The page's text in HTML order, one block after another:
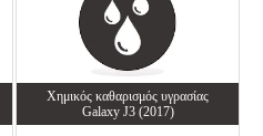
Χημικός καθαρισμός υγρασίας
Galaxy J3 (2017)